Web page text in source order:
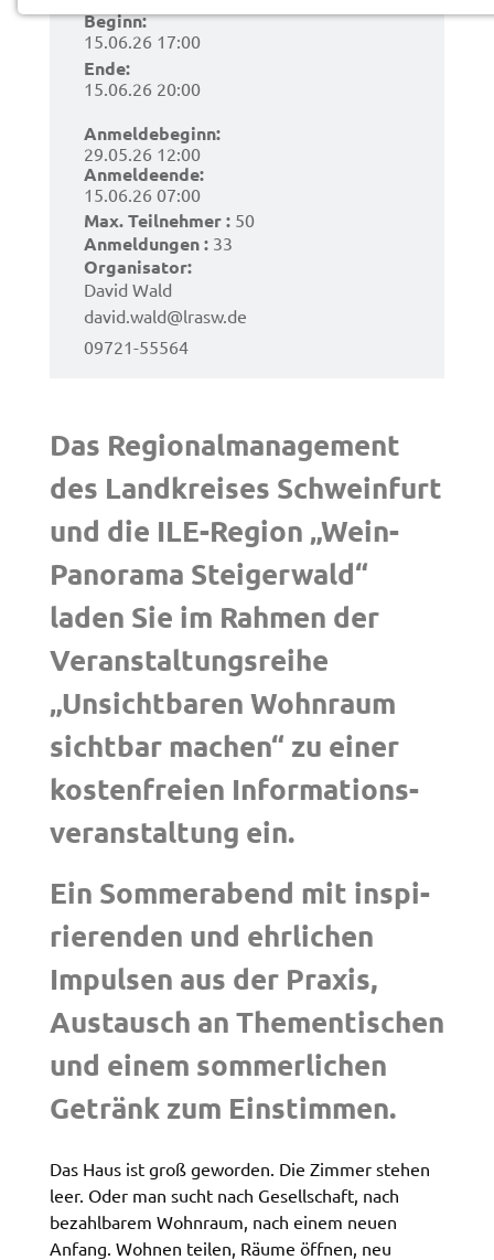
Beginn:
15.06.26 17:00
Ende:
15.06.26 20:00
Anmel­de­be­ginn:
29.05.26 12:00
Anmelde­en­de:
15.06.26 07:00
Max. Teil­neh­mer : 50
Anmel­dun­gen : 33
Orga­ni­sa­tor:
David Wald
david.​wald@​lrasw.​de
09721-55564
Das Regio­nal­ma­nage­ment
des Land­krei­ses Schwein­furt
und die ILE-Regi­on „Wein­
Pan­ora­ma Stei­ger­wald“
laden Sie im Rahmen der
Veran­stal­tungs­rei­he
„Unsicht­ba­ren Wohn­raum
sicht­bar machen“ zu einer
kosten­frei­en Infor­ma­ti­ons­
ver­an­stal­tung ein.
Ein Sommer­abend mit inspi­
rie­ren­den und ehrli­chen
Impul­sen aus der Praxis,
Austausch an Themen­ti­schen
und einem sommer­li­chen
Getränk zum Einstim­men.
Das Haus ist groß gewor­den. Die Zimmer stehen
leer. Oder man sucht nach Gesell­schaft, nach
bezahl­ba­rem Wohn­raum, nach einem neuen
Anfang. Wohnen teilen, Räume öffnen, neu
Diese Cookies werden für eine reibungslose
Funktion unserer Website benötigt.
Name:
cookie_consent
Anbieter:
Landratsamt Schweinfurt
Zweck:
Speicherung Einwilligung Datenschutzhinweise
Cookie Laufzeit:
Frontend Benutzer
Name:
fe_typo_user
Anbieter:
Landratsamt Schweinfurt
Zweck:
Anonyme Klickzählung
Cookie Laufzeit:
Session
Barrierefreiheit
accessibility
Landratsamt Schweinfurt
Zweck:
Session
EXTERNE MEDIEN
Daten bei Aktivierung dieser Auswahlaußerhalb
des Verantwortungsbereichs des Landratsamtes
Schweinfurt liegt und hierfür ausschließlich die
Datenschutzbestimmungen des Anbieters YouTube